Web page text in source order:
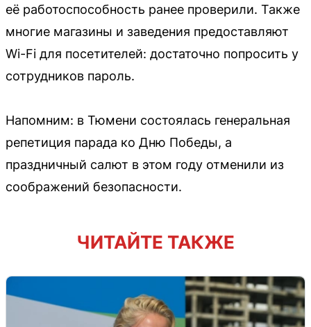
её работоспособность ранее проверили. Также
многие магазины и заведения предоставляют
Wi-Fi для посетителей: достаточно попросить у
сотрудников пароль.
Напомним: в Тюмени состоялась генеральная
репетиция парада ко Дню Победы, а
праздничный салют в этом году отменили из
соображений безопасности.
ЧИТАЙТЕ ТАКЖЕ